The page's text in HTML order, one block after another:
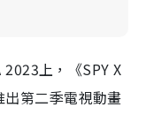
上，《SPY X
出第二季電視動畫